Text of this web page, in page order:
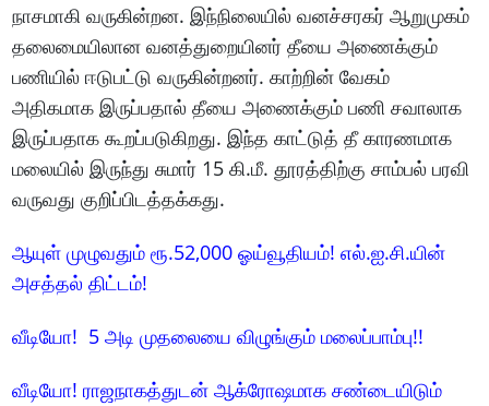
நாசமாகி வருகின்றன. இந்நிலையில் வனச்சரகர் ஆறுமுகம்
தலைமையிலான வனத்துறையினர் தீயை அணைக்கும்
பணியில் ஈடுபட்டு வருகின்றனர். காற்றின் வேகம்
அதிகமாக இருப்பதால் தீயை அணைக்கும் பணி சவாலாக
இருப்பதாக கூறப்படுகிறது. இந்த காட்டுத் தீ காரணமாக
மலையில் இருந்து சுமார் 15 கி.மீ. தூரத்திற்கு சாம்பல் பரவி
வருவது குறிப்பிடத்தக்கது.
ஆயுள் முழுவதும் ரூ.52,000 ஓய்வூதியம்! எல்.ஐ.சி.யின்
அசத்தல் திட்டம்!
வீடியோ! 5 அடி முதலையை விழுங்கும் மலைப்பாம்பு!!
வீடியோ! ராஜநாகத்துடன் ஆக்ரோஷமாக சண்டையிடும்